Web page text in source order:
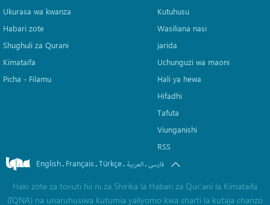
Ukurasa wa kwanza
Habari zote
Shughuli za Qurani
Kimataifa
Picha‎ - Filamu‎
Kutuhusu
Wasiliana nasi
jarida
Uchunguzi wa maoni
Hali ya hewa
Hifadhi
Tafuta
Viunganishi
RSS
English. Français.Türkçe. العربیة.فارسی
Haki zote za tovuti hii ni za Shirika la Habari za Qur'ani la Kimataifa
(IQNA) na unaruhusiwa kutumia yaliyomo kwa sharti la kutaja chanzo